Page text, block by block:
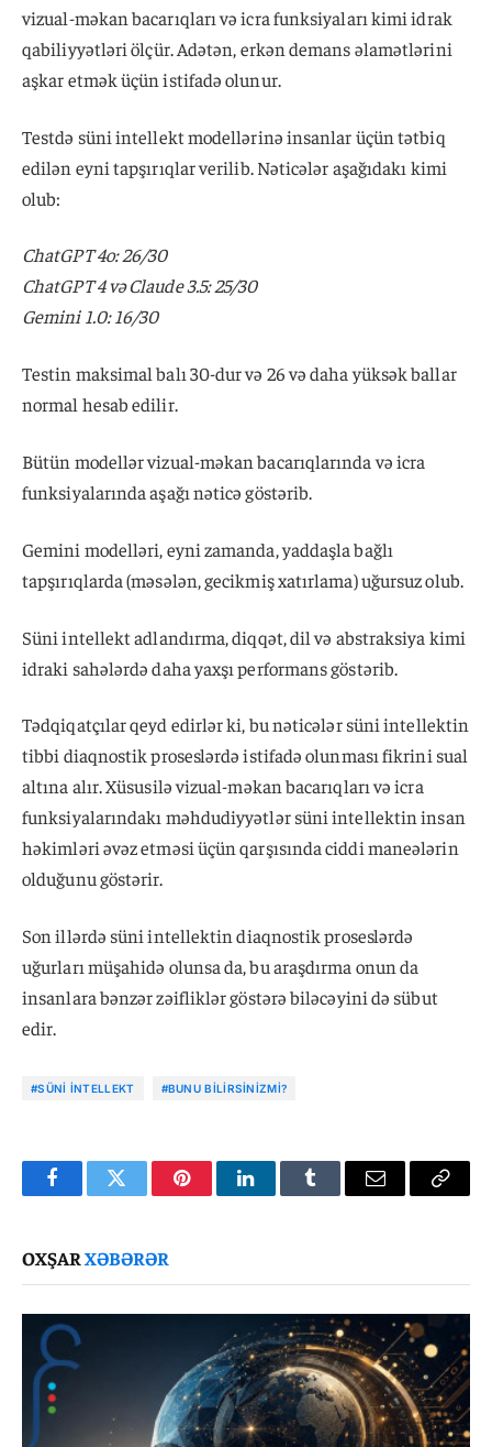
vizual-məkan bacarıqları və icra funksiyaları kimi idrak
qabiliyyətləri ölçür. Adətən, erkən demans əlamətlərini
aşkar etmək üçün istifadə olunur.
Testdə süni intellekt modellərinə insanlar üçün tətbiq
edilən eyni tapşırıqlar verilib. Nəticələr aşağıdakı kimi
olub:
ChatGPT 4o: 26/30
ChatGPT 4 və Claude 3.5: 25/30
Gemini 1.0: 16/30
Testin maksimal balı 30-dur və 26 və daha yüksək ballar
normal hesab edilir.
Bütün modellər vizual-məkan bacarıqlarında və icra
funksiyalarında aşağı nəticə göstərib.
Gemini modelləri, eyni zamanda, yaddaşla bağlı
tapşırıqlarda (məsələn, gecikmiş xatırlama) uğursuz olub.
Süni intellekt adlandırma, diqqət, dil və abstraksiya kimi
idraki sahələrdə daha yaxşı performans göstərib.
Tədqiqatçılar qeyd edirlər ki, bu nəticələr süni intellektin
tibbi diaqnostik proseslərdə istifadə olunması fikrini sual
altına alır. Xüsusilə vizual-məkan bacarıqları və icra
funksiyalarındakı məhdudiyyətlər süni intellektin insan
həkimləri əvəz etməsi üçün qarşısında ciddi maneələrin
olduğunu göstərir.
Son illərdə süni intellektin diaqnostik proseslərdə
uğurları müşahidə olunsa da, bu araşdırma onun da
insanlara bənzər zəifliklər göstərə biləcəyini də sübut
edir.
#SÜNI INTELLEKT #BUNU BILIRSINIZMI?
FacebookTwitter PinterestLinkedInTumblr Email
Copy
OXŞARXƏBƏRƏR